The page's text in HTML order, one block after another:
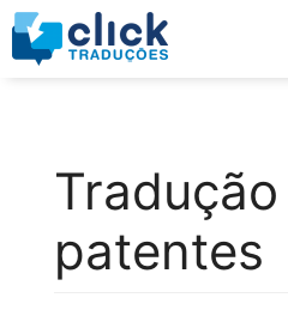
patentes